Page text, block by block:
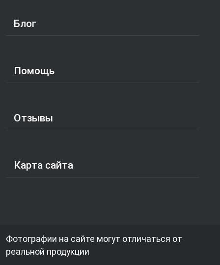
Блог
Помощь
Отзывы
Карта сайта
Фотографии на сайте могут отличаться от
реальной продукции